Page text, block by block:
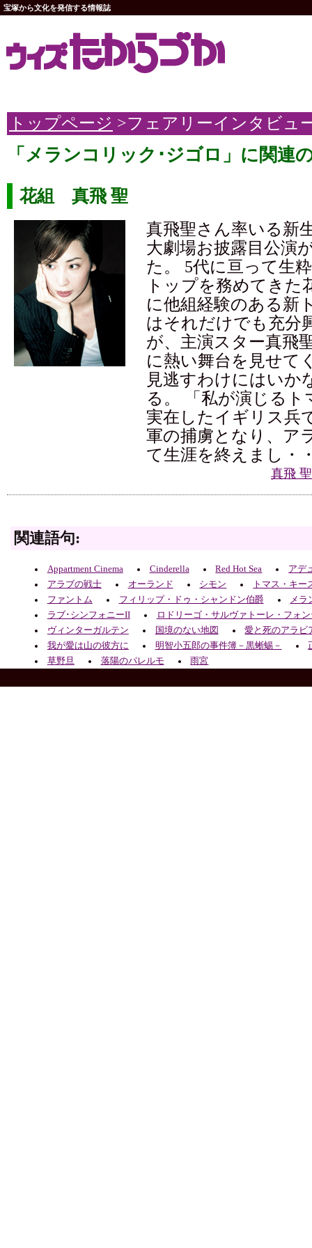
宝塚から文化を発信する情報誌
トップページ >フェアリーインタビュ
「メランコリック･ジゴロ」に関連
花組 真飛 聖
真飛聖さん率いる新
大劇場お披露目公演
た。 5代に亘って生
トップを務めてきた
に他組経験のある新
はそれだけでも充分
が、主演スター真飛
に熱い舞台を見せて
見逃すわけにはいか
る。 「私が演じるト
実在したイギリス兵
軍の捕虜となり、ア
て生涯を終えまし・
真飛
関連語句:
Appartment Cinema Cinderella Red Hot Sea
アデ
アラブの戦士
オーランド シモン
トマス・キー
ファントム
フィリップ・ドゥ・シャンドン伯爵
メラ
ラブ･シンフォニーII
ロドリーゴ・サルヴァトーレ・フォ
ヴィンターガルテン
国境のない地図
愛と死のアラビ
我が愛は山の彼方に
明智小五郎の事件簿－黒蜥蜴－
草野旦
落陽のパレルモ 雨宮